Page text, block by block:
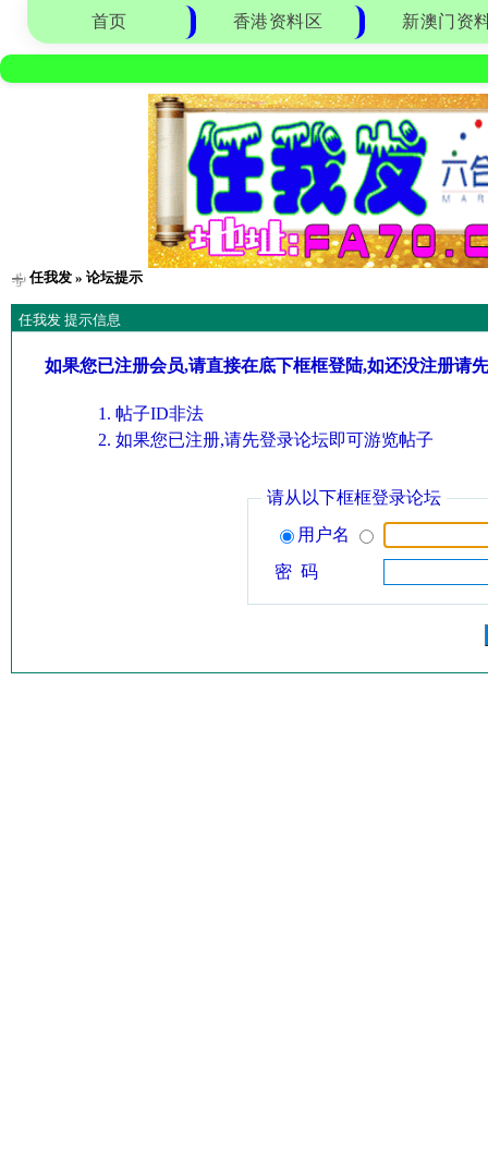
首页 香港资料区 新澳门资
任我发» 论坛提示
任我发 提示信息
如果您已注册会员,请直接在底下框框登陆,如还没注册请
帖子ID非法
如果您已注册,请先登录论坛即可游览帖子
请从以下框框登录论坛
用户名
密 码